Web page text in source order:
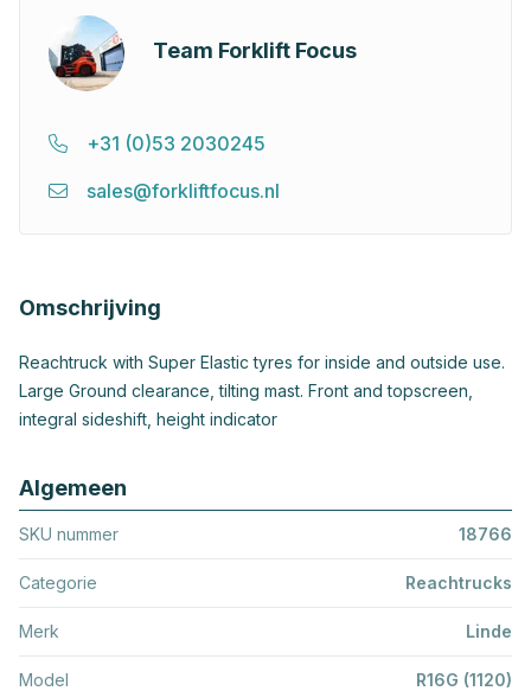
Team Forklift Focus
+31 (0)53 2030245
sales@forkliftfocus.nl
Omschrijving
Reachtruck with Super Elastic tyres for inside and outside use.
Large Ground clearance, tilting mast. Front and topscreen,
integral sideshift, height indicator
Algemeen
SKU nummer 18766
Categorie Reachtrucks
Merk Linde
Model R16G (1120)